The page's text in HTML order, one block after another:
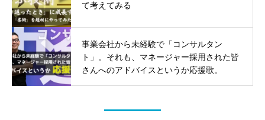
て考えてみる
事業会社から未経験で「コンサルタン
ト」。それも、マネージャー採用された皆
さんへのアドバイスというか応援歌。